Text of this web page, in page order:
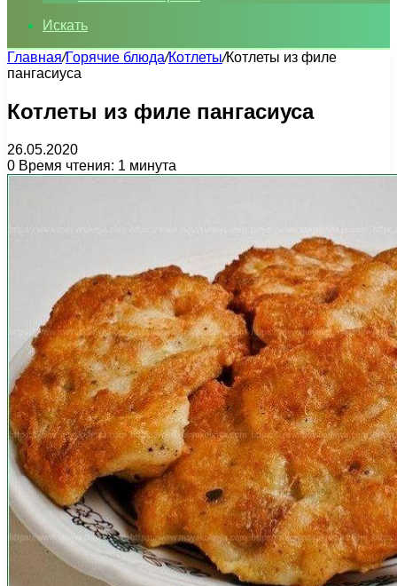
Искать
Главная/Горячие блюда/Котлеты/Котлеты из филе
пангасиуса
Котлеты из филе пангасиуса
26.05.2020
0 Время чтения: 1 минута